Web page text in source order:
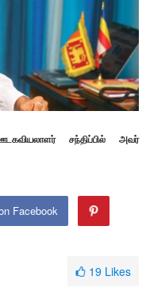
சந்திப்பில் அவர்
Facebook
19 Likes